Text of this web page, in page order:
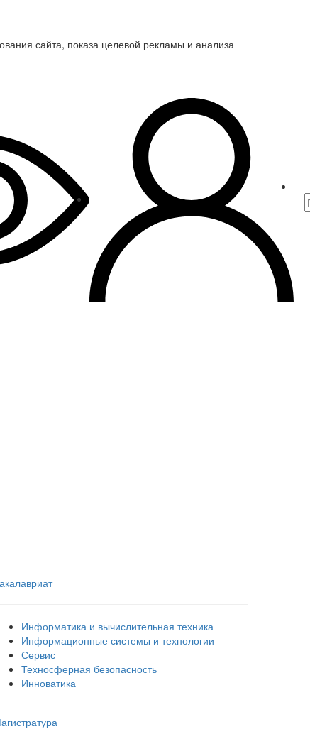
сайта, показа целевой рекламы и анализа
Информатика и вычислительная техника
Информационные системы и технологии
Сервис
Техносферная безопасность
Инноватика